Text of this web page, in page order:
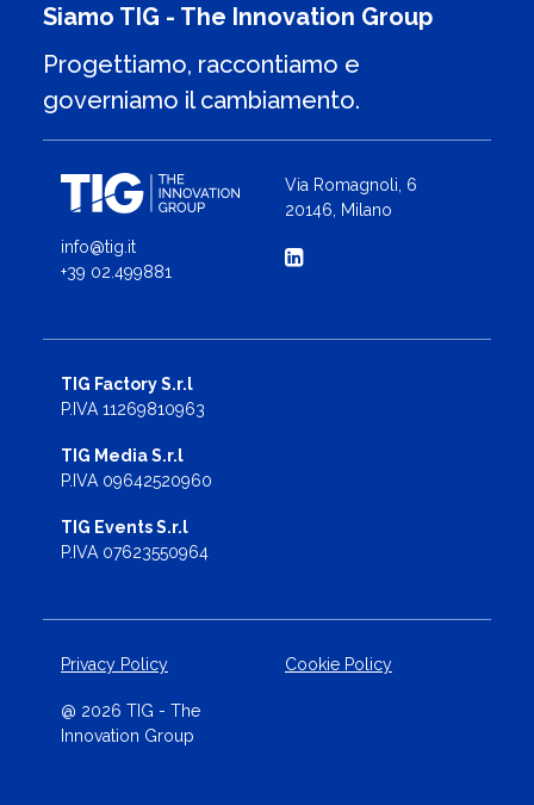
Siamo TIG - The Innovation Group
Progettiamo, raccontiamo e
governiamo il cambiamento.
info@tig.it
+39 02.499881
Via Romagnoli, 6
20146, Milano
TIG Factory S.r.l
P.IVA 11269810963
TIG Media S.r.l
P.IVA 09642520960
TIG Events S.r.l
P.IVA 07623550964
Privacy Policy Cookie Policy
@ 2026 TIG - The
Innovation Group